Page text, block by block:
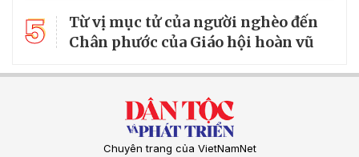
5
Từ vị mục tử của người nghèo đến
Chân phước của Giáo hội hoàn vũ
Chuyên trang của VietNamNet